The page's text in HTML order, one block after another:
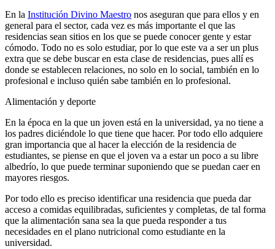
En la Institución Divino Maestro nos aseguran que para ellos y en
general para el sector, cada vez es más importante el que las
residencias sean sitios en los que se puede conocer gente y estar
cómodo. Todo no es solo estudiar, por lo que este va a ser un plus
extra que se debe buscar en esta clase de residencias, pues allí es
donde se establecen relaciones, no solo en lo social, también en lo
profesional e incluso quién sabe también en lo profesional.
Alimentación y deporte
En la época en la que un joven está en la universidad, ya no tiene a
los padres diciéndole lo que tiene que hacer. Por todo ello adquiere
gran importancia que al hacer la elección de la residencia de
estudiantes, se piense en que el joven va a estar un poco a su libre
albedrío, lo que puede terminar suponiendo que se puedan caer en
mayores riesgos.
Por todo ello es preciso identificar una residencia que pueda dar
acceso a comidas equilibradas, suficientes y completas, de tal forma
que la alimentación sana sea la que pueda responder a tus
necesidades en el plano nutricional como estudiante en la
universidad.